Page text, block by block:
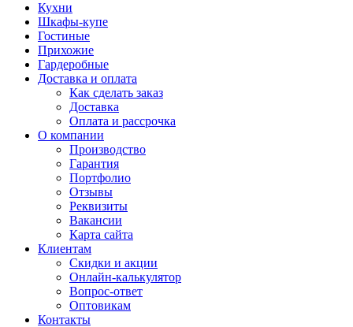
Кухни
Шкафы-купе
Гостиные
Прихожие
Гардеробные
Доставка и оплата
Как сделать заказ
Доставка
Оплата и рассрочка
О компании
Производство
Гарантия
Портфолио
Отзывы
Реквизиты
Вакансии
Карта сайта
Клиентам
Скидки и акции
Онлайн-калькулятор
Вопрос-ответ
Оптовикам
Контакты